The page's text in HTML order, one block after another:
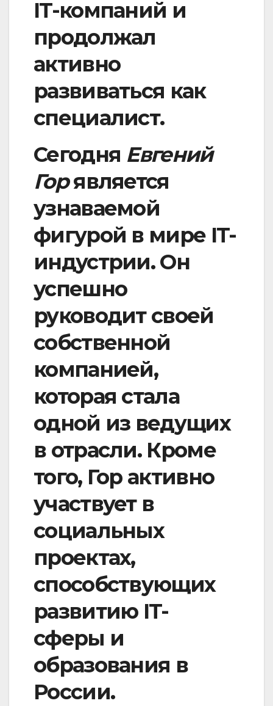
IT-компаний и
продолжал
активно
развиваться как
специалист.
Сегодня Евгений
Горявляется
узнаваемой
фигурой в мире IT-
индустрии. Он
успешно
руководит своей
собственной
компанией,
которая стала
одной из ведущих
в отрасли. Кроме
того, Гор активно
участвует в
социальных
проектах,
способствующих
развитию IT-
сферы и
образования в
России.